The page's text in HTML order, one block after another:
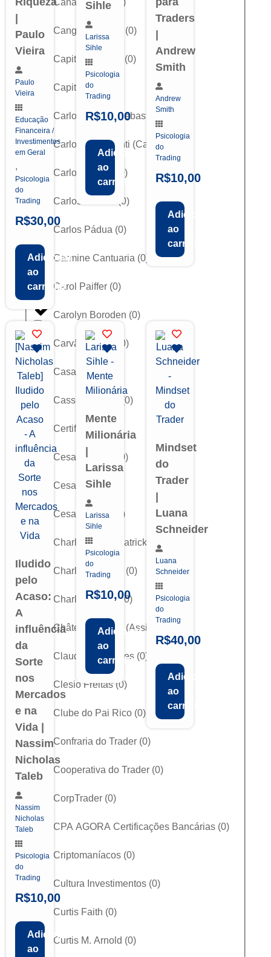
Cangaço Trader (0)
Capitalistas EIX (0)
CapitalPro
Carlos Alberto Debastiani
Carlos Cavalcanti (Caval)
Carlos Magno 0)
Carlos Martins 0)
Carlos Pádua (0)
Carmine Cantuaria (0)
Carol Paiffer (0)
Carolyn Boroden (0)
Carvão Trader 0)
Casa Trader(
Cassius Andrei (0)
Certifiquei(
Cesar Alvarez 0)
Cesar Frade(
Cesar Trades )
Charles D. Kirkpatrick II (
Charles LeBeau (0)
Charlles Nader(0)
Château Capital (Assis)
Claudio Rodrigues (0)
Clesio Freitas (0)
Clube do Pai Rico (0)
Confraria do Trader (0)
Cooperativa do Trader (0)
CorpTrader (0)
CPA AGORA Certificações Bancárias (0)
Criptomaníacos (0)
Cultura Investimentos (0)
Curtis Faith (0)
Curtis M. Arnold (0)
|
Paulo
Vieira
Paulo
Vieira
Educação
Financeira /
Investimentos
em Geral
,
Psicologia
do
Trading
R$30,00
Adicionar
ao
carrinho
Sihle
Larissa
Sihle
Psicologia
do
Trading
R$10,00
Adicionar
ao
carrinho
Traders
|
Andrew
Smith
Andrew
Smith
Psicologia
do
Trading
R$10,00
Adicionar
ao
carrinho
Iludido
pelo
Acaso:
A
influência
da
Sorte
nos
Mercados
e na
Vida |
Nassim
Nicholas
Taleb
Nassim
Nicholas
Taleb
Psicologia
do
Trading
R$10,00
Adicionar
ao
Mente
Milionária
|
Larissa
Sihle
Larissa
Sihle
Psicologia
do
Trading
R$10,00
Adicionar
ao
carrinho
Mindset
do
Trader
|
Luana
Schneider
Luana
Schneider
Psicologia
do
Trading
R$40,00
Adicionar
ao
carrinho